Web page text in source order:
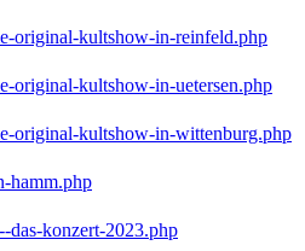
original-kultshow-in-reinfeld.php
original-kultshow-in-uetersen.php
original-kultshow-in-wittenburg.php
hamm.php
das-konzert-2023.php